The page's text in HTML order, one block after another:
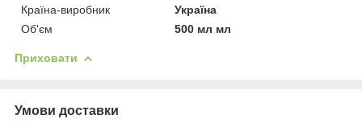
Країна-виробник
Україна
Об'єм
500 мл мл
Приховати
Умови доставки